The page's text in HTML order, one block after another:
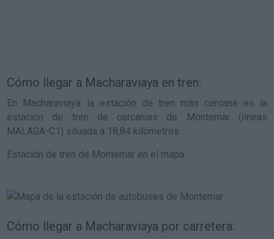
Cómo llegar a Macharaviaya en tren:
En Macharaviaya la estación de tren más cercana es la
estación de tren de cercanias de Montemar (líneas
MALAGA-C1) situada a 18,84 kilómetros
Estación de tren de Montemar en el mapa
Cómo llegar a Macharaviaya por carretera: